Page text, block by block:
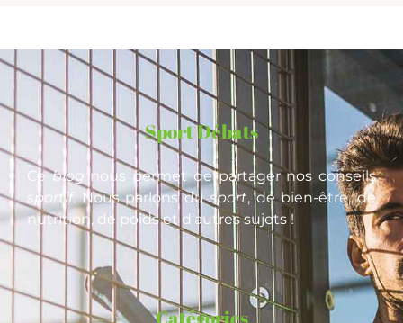
Sport Débats
Ceblog nous permet de partager nos conseils
sportif. Nous parlons dusport, de bien-être, de
nutrition, de poids et d’autres sujets !
Catégories